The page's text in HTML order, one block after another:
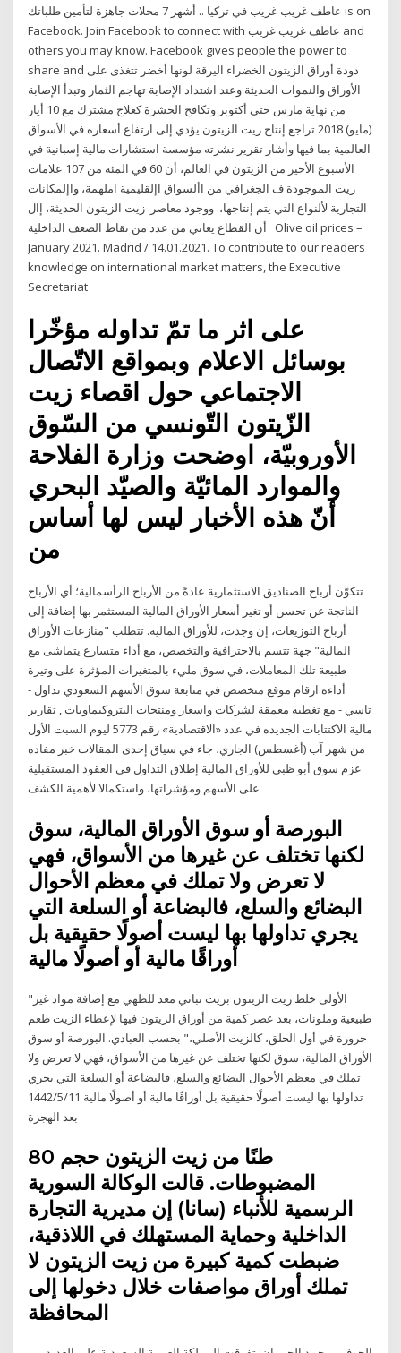
في تركيا .. أشهر 7 محلات جاهزة لتأمين طلباتك ‎عاطف غريب غريب‎ is on
Facebook. Join Facebook to connect with ‎عاطف غريب غريب‎ and
others you may know. Facebook gives people the power to
share and دودة أوراق الزيتون الخضراء اليرقة لونها أخضر تتغذى على
الأوراق والنموات الحديثة وعند اشتداد الإصابة تهاجم الثمار وتبدأ الإصابة
من نهاية مارس حتى أكتوبر وتكافح الحشرة كعلاج مشترك مع 10 أيار
(مايو) 2018 تراجع إنتاج زيت الزيتون يؤدي إلى ارتفاع أسعاره في الأسواق
العالمية بما فيها وأشار تقرير نشرته مؤسسة استشارات مالية إسبانية في
الأسبوع الأخير من الزيتون في العالم، أن 60 في المئة من 107 علامات
زيت الموجودة ف الجغرافي من األسواق اإلقليمية املهمة، واإلمكانات
التجارية لألنواع التي يتم إنتاجها،. ووجود معاصر. زيت الزيتون الحديثة، إال
أن القطاع يعاني من عدد من نقاط الضعف الداخلية Olive oil prices –
January 2021. Madrid / 14.01.2021. To contribute to our readers
knowledge on international market matters, the Executive
Secretariat
على اثر ما تمّ تداوله مؤخّرا
بوسائل الاعلام وبمواقع الاتّصال
الاجتماعي حول اقصاء زيت
الزّيتون التّونسي من السّوق
الأوروبيّة، اوضحت وزارة الفلاحة
والموارد المائيّة والصيّد البحري
أنّ هذه الأخبار ليس لها أساس
من
تتكوَّن أرباح الصناديق الاستثمارية عادةً من الأرباح الرأسمالية؛ أي الأرباح
الناتجة عن تحسن أو تغير أسعار الأوراق المالية المستثمر بها إضافة إلى
أرباح التوزيعات، إن وجدت، للأوراق المالية. تتطلب "منازعات الأوراق
المالية" جهة تتسم بالاحترافية والتخصص، مع أداء متسارع يتماشى مع
طبيعة تلك المعاملات، في سوق مليء بالمتغيرات المؤثرة على وتيرة
أداءه ارقام موقع متخصص في متابعة سوق الأسهم السعودي تداول -
تاسي - مع تغطيه معمقة لشركات واسعار ومنتجات البتروكيماويات , تقارير
مالية الاكتتابات الجديده في عدد «الاقتصادية» رقم 5773 ليوم السبت الأول
من شهر آب (أغسطس) الجاري، جاء في سياق إحدى المقالات خبر مفاده
عزم سوق أبو ظبي للأوراق المالية إطلاق التداول في العقود المستقبلية
على الأسهم ومؤشراتها، واستكمالا لأهمية الكشف
البورصة أو سوق الأوراق المالية، سوق
لكنها تختلف عن غيرها من الأسواق، فهي
لا تعرض ولا تملك في معظم الأحوال
البضائع والسلع، فالبضاعة أو السلعة التي
يجري تداولها بها ليست أصولًا حقيقية بل
أوراقًا مالية أو أصولًا مالية
"الأولى خلط زيت الزيتون بزيت نباتي معد للطهي مع إضافة مواد غير
طبيعية وملونات، بعد عصر كمية من أوراق الزيتون فيها لإعطاء الزيت طعم
حرورة في أول الحلق، كالزيت الأصلي،" بحسب العبادي. البورصة أو سوق
الأوراق المالية، سوق لكنها تختلف عن غيرها من الأسواق، فهي لا تعرض ولا
تملك في معظم الأحوال البضائع والسلع، فالبضاعة أو السلعة التي يجري
تداولها بها ليست أصولًا حقيقية بل أوراقًا مالية أو أصولًا مالية 11‏‏/5‏‏/1442
بعد الهجرة
80 طنًا من زيت الزيتون حجم
المضبوطات. قالت الوكالة السورية
الرسمية للأنباء (سانا) إن مديرية التجارة
الداخلية وحماية المستهلك في اللاذقية،
ضبطت كمية كبيرة من زيت الزيتون لا
تملك أوراق مواصفات خلال دخولها إلى
المحافظة